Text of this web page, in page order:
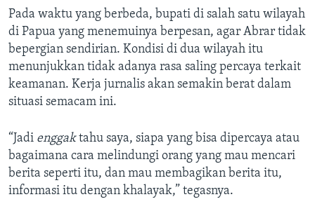
Pada waktu yang berbeda, bupati di salah satu wilayah
di Papua yang menemuinya berpesan, agar Abrar tidak
bepergian sendirian. Kondisi di dua wilayah itu
menunjukkan tidak adanya rasa saling percaya terkait
keamanan. Kerja jurnalis akan semakin berat dalam
situasi semacam ini.
“Jadi enggaktahu saya, siapa yang bisa dipercaya atau
bagaimana cara melindungi orang yang mau mencari
berita seperti itu, dan mau membagikan berita itu,
informasi itu dengan khalayak,” tegasnya.